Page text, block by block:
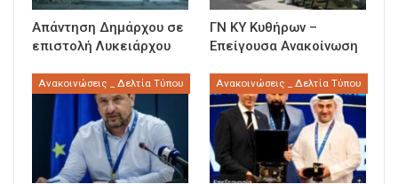
Απάντηση Δημάρχου σε
επιστολή Λυκειάρχου
ΓΝ ΚΥ Κυθήρων –
Επείγουσα Ανακοίνωση
Ανακοινώσεις _ Δελτία Τύπου Ανακοινώσεις _ Δελτία Τύπου